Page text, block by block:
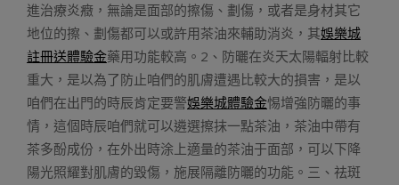
進治療炎癥，無論是面部的擦傷、劃傷，或者是身材其它
地位的擦、劃傷都可以或許用茶油來輔助消炎，其娛樂城
註冊送體驗金藥用功能較高。2、防曬在炎天太陽輻射比較
重大，是以為了防止咱們的肌膚遭遇比較大的損害，是以
咱們在出門的時辰肯定要警娛樂城體驗金惕增強防曬的事
情，這個時辰咱們就可以遴選擦抹一點茶油，茶油中帶有
茶多酚成份，在外出時涂上適量的茶油于面部，可以下降
陽光照耀對肌膚的毀傷，施展隔離防曬的功能。三、祛斑